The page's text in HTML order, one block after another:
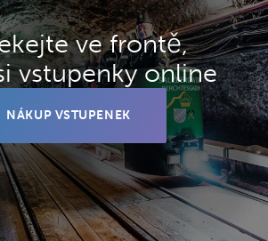
ve frontě,
vstupenky online
NÁKUP VSTUPENEK